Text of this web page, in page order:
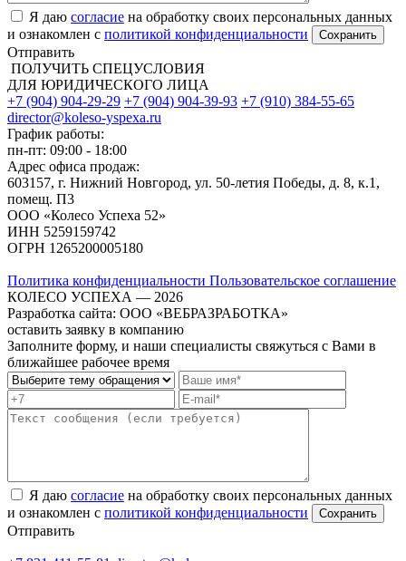
Я даю согласие на обработку своих персональных данных
и ознакомлен с политикой конфиденциальности
Отправить
ПОЛУЧИТЬ СПЕЦУСЛОВИЯ
ДЛЯ ЮРИДИЧЕСКОГО ЛИЦА
+7 (904) 904-29-29 +7 (904) 904-39-93 +7 (910) 384-55-65
director@koleso-yspexa.ru
График работы:
пн-пт: 09:00 - 18:00
Адрес офиса продаж:
603157, г. Нижний Новгород, ул. 50-летия Победы, д. 8, к.1,
помещ. П3
ООО «Колесо Успеха 52»
ИНН 5259159742
ОГРН 1265200005180
Политика конфиденциальности Пользовательское соглашение
КОЛЕСО УСПЕХА ― 2026
Разработка сайта: ООО «ВЕБРАЗРАБОТКА»
оставить заявку в компанию
Заполните форму, и наши специалисты свяжуться с Вами в
ближайшее рабочее время
Я даю согласие на обработку своих персональных данных
и ознакомлен с политикой конфиденциальности
Отправить